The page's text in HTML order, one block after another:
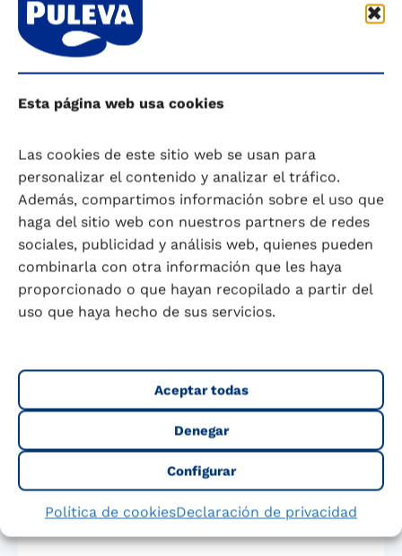
Esta página web usa cookies
Las cookies de este sitio web se usan para
personalizar el contenido y analizar el tráfico.
Además, compartimos información sobre el uso que
haga del sitio web con nuestros partners de redes
sociales, publicidad y análisis web, quienes pueden
combinarla con otra información que les haya
proporcionado o que hayan recopilado a partir del
uso que haya hecho de sus servicios.
Aceptar todas
Denegar
Configurar
Política de cookiesDeclaración de privacidad
grasa y/colesterol, así como su contenido
calórico, en el caso de personas que deban
controlar la ingesta de grasa en su dieta diaria,
sin renunciar a los lácteos y privarse así de las
ventajas nutricionales que aportan este tipo de
En este sentido, conviene hacer un inciso, la
leche desnatada no se recomienda en niños
menores de cuatro años. Tan sólo se indica su
consumo a estas edades cuando exista riesgo
cardiovascular o de obesidad y siempre bajo la
supervisión e indicaciones de un profesional de
la salud y de la nutrición.
nuestro producto deleche Puleva A+D
desnataday conozcas el resto de nuestra gama
Dra. Dª. Ana Haro García, Farmacéutica y
Tecnóloga de los Alimentos, Diplomada en